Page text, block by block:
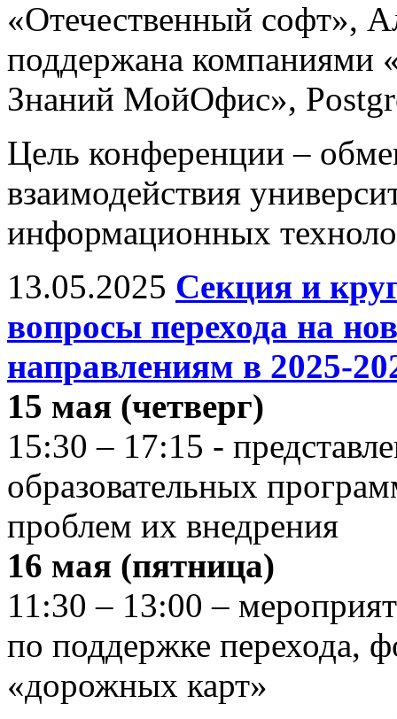
«Отечественный софт»,
поддержана компаниями
Знаний МойОфис»,
Цель конференции –
взаимодействия
информационных
13.05.2025 Секция и
вопросы перехода на
направлениям в 2025-
15 мая (четверг)
15:30 – 17:15 -
образовательных
проблем их внедрения
16 мая (пятница)
11:30 – 13:00 –
по поддержке перехода,
«дорожных карт»